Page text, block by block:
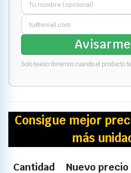
Avisarme
Solo te escribiremos cuando el producto
Consigue mejor
más
Cantidad Nuevo precio